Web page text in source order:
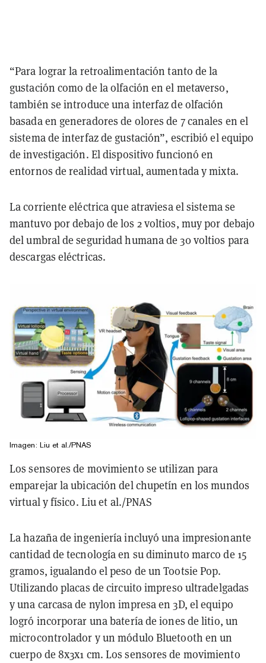
“Para lograr la retroalimentación tanto de la
gustación como de la olfación en el metaverso,
también se introduce una interfaz de olfación
basada en generadores de olores de 7 canales en el
sistema de interfaz de gustación”, escribió el equipo
de investigación. El dispositivo funcionó en
entornos de realidad virtual, aumentada y mixta.
La corriente eléctrica que atraviesa el sistema se
mantuvo por debajo de los 2 voltios, muy por debajo
del umbral de seguridad humana de 30 voltios para
descargas eléctricas.
Imagen: Liu et al./PNAS
Los sensores de movimiento se utilizan para
emparejar la ubicación del chupetín en los mundos
virtual y físico. Liu et al./PNAS
La hazaña de ingeniería incluyó una impresionante
cantidad de tecnología en su diminuto marco de 15
gramos, igualando el peso de un Tootsie Pop.
Utilizando placas de circuito impreso ultradelgadas
y una carcasa de nylon impresa en 3D, el equipo
logró incorporar una batería de iones de litio, un
microcontrolador y un módulo Bluetooth en un
cuerpo de 8x3x1 cm. Los sensores de movimiento